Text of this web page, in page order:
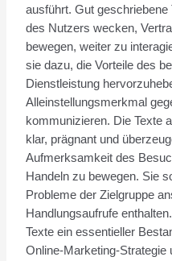
ausführt. Gut
des Nutzers wecken,
bewegen, weiter zu
sie dazu, die Vorteile des
Dienstleistung
Alleinstellungsmerkmal
kommunizieren. Die Texte
klar, prägnant und
Aufmerksamkeit des
Handeln zu bewegen. Sie
Probleme der Zielgruppe
Handlungsaufrufe
Texte ein essentieller
Online-Marketing-Strategie